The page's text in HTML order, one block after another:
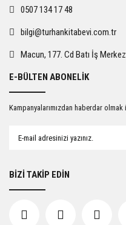
Ürün fiyatı diğer sitelerden
0507 134 17 48
bilgi@turhankitabevi.com.tr
Macun, 177. Cd Batı İş
E-BÜLTEN ABONELİK
Kampanyalarımızdan haberdar
BİZİ TAKİP EDİN